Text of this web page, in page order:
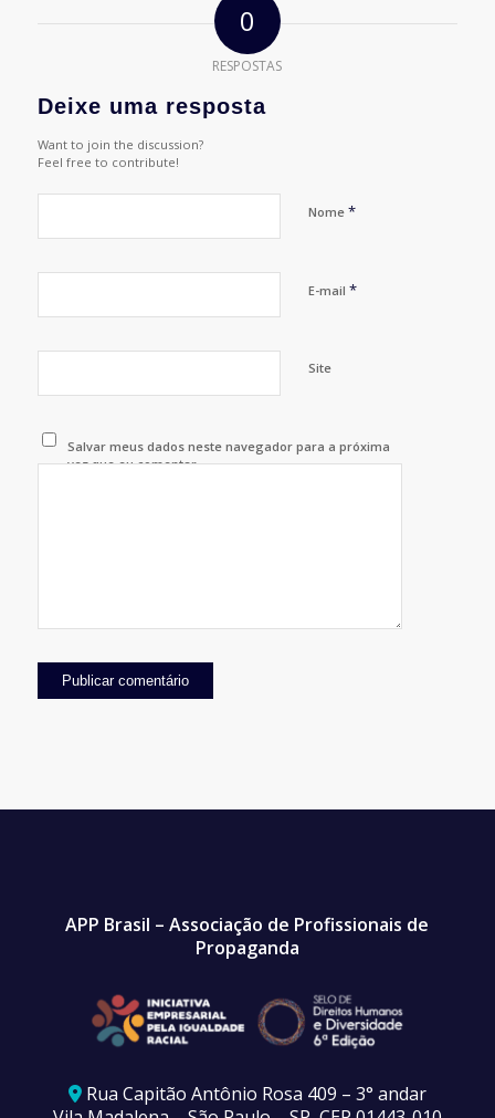
0
RESPOSTAS
Deixe uma resposta
Want to join the discussion?
Feel free to contribute!
Nome *
E-mail *
Site
Salvar meus dados neste navegador para a próxima
vez que eu comentar.
APP Brasil – Associação de Profissionais de
Propaganda
Rua Capitão Antônio Rosa 409 – 3° andar